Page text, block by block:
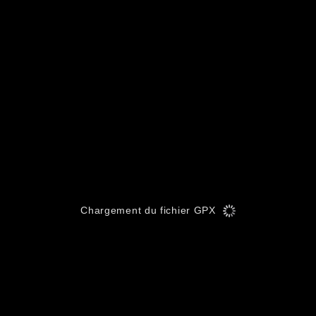
Chargement du fichier GPX